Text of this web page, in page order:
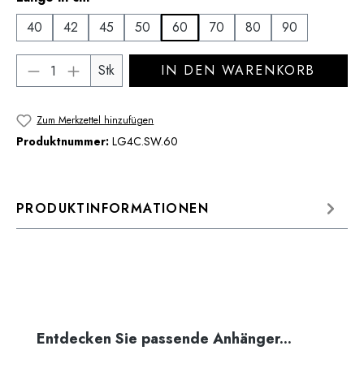
40
42 45 50 60 70 80 90
Produkt Anzahl: Gib den gewünschten
Stk IN DEN WARENKORB
Zum Merkzettel hinzufügen
Produktnummer: LG4C.SW.60
PRODUKTINFORMATIONEN
Produktgalerie überspringen
Entdecken Sie passende Anhänger...